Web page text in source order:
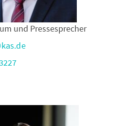
und Pressesprecher